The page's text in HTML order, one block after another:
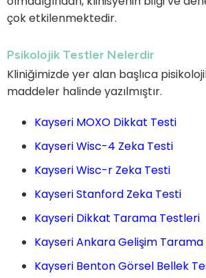
çok etkilenmektedir.
Psikolojik Testler Nelerdir
Kliniğimizde yer alan başlıca
maddeler halinde yazılmıştır.
Kayseri MOXO Dikkat Testi
Kayseri Wisc-4 Zeka Testi
Kayseri Wisc-r Zeka Testi
Kayseri Stanford Zeka Testi
Kayseri Dikkat Tarama Testleri
Kayseri Ankara Gelişim
Kayseri Benton Görsel Bellek